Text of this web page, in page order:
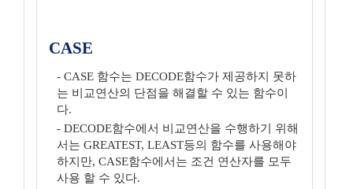
CASE
- CASE 함수는 DECODE함수가 제공하지 못하
는 비교연산의 단점을 해결할 수 있는 함수이
다.
- DECODE함수에서 비교연산을 수행하기 위해
서는 GREATEST, LEAST등의 함수를 사용해야
하지만, CASE함수에서는 조건 연산자를 모두
사용 할 수 있다.